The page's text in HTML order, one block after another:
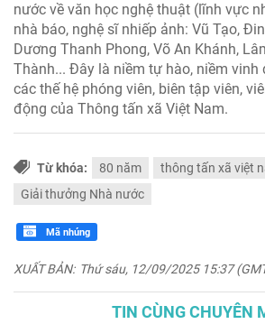
nước về văn học nghệ thuật (lĩnh vực
nhà báo, nghệ sĩ nhiếp ảnh: Vũ Tạo,
Dương Thanh Phong, Võ An Khánh,
Thành... Đây là niềm tự hào, niềm vinh
các thế hệ phóng viên, biên tập viên,
động của Thông tấn xã Việt Nam.
Từ khóa: 80 năm
thông tấn xã việt
Giải thưởng Nhà nước
Mã nhúng
XUẤT BẢN: Thứ sáu, 12/09/2025 15:37
TIN CÙNG CHUYÊN